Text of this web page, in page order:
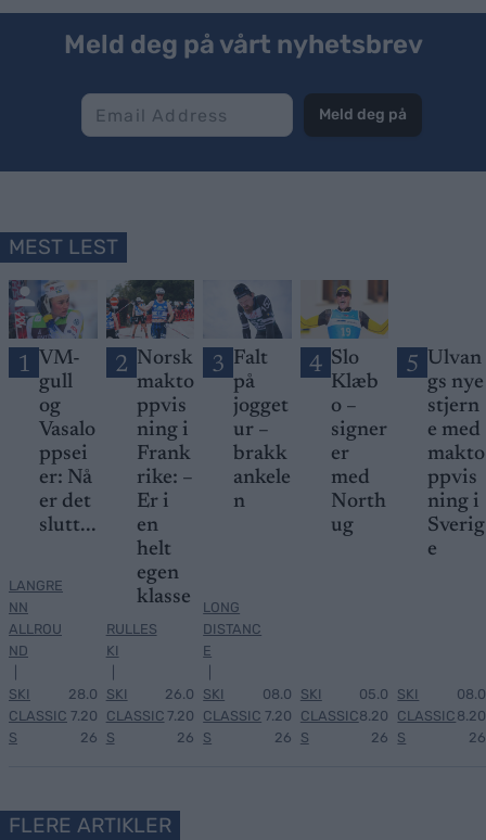
Meld deg på vårt nyhetsbrev
Meld deg på
MEST LEST
1 VM-
gull
og
Vasalo
ppsei
er: Nå
er det
slutt...
LANGRE
NN
ALLROU
ND
SKI
CLASSIC
S
28.0
7.20
26
2 Norsk
makto
ppvis
ning i
Frank
rike: –
Er i
en
helt
egen
klasse
RULLES
KI
SKI
CLASSIC
S
26.0
7.20
26
3 Falt
på
jogget
ur –
brakk
ankele
n
LONG
DISTANC
E
SKI
CLASSIC
S
08.0
7.20
26
4 Slo
Klæb
o –
signer
er
med
North
ug
SKI
CLASSIC
S
05.0
8.20
26
5
Ulvan
gs nye
stjern
e med
makto
ppvis
ning i
Sverig
e
SKI
CLASSIC
S
08.0
8.20
26
FLERE ARTIKLER